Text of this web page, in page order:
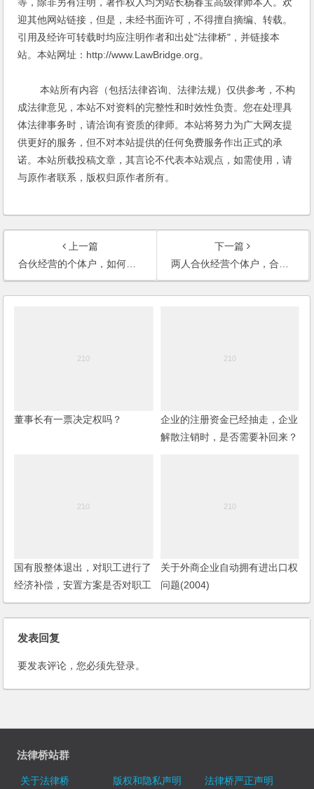
等，除非另有注明，著作权人均为站长杨春宝高级律师本人。欢
迎其他网站链接，但是，未经书面许可，不得擅自摘编、转载。
引用及经许可转载时均应注明作者和出处"法律桥"，并链接本
站。本站网址：http://www.LawBridge.org。
本站所有内容（包括法律咨询、法律法规）仅供参考，不构
成法律意见，本站不对资料的完整性和时效性负责。您在处理具
体法律事务时，请洽询有资质的律师。本站将努力为广大网友提
供更好的服务，但不对本站提供的任何免费服务作出正式的承
诺。本站所载投稿文章，其言论不代表本站观点，如需使用，请
与原作者联系，版权归原作者所有。
上一篇
合伙经营的个体户，如何撤股？
下一篇
两人合伙经营个体户，合伙人退伙后对退伙前的债务如何承担？
董事长有一票决定权吗？
企业的注册资金已经抽走，企业
解散注销时，是否需要补回来？
国有股整体退出，对职工进行了
经济补偿，安置方案是否对职工
的劳动关系也应当进行处理？
关于外商企业自动拥有进出口权
问题(2004)
发表回复
要发表评论，您必须先登录。
法律桥站群
关于法律桥 版权和隐私声明
法律桥严正声明